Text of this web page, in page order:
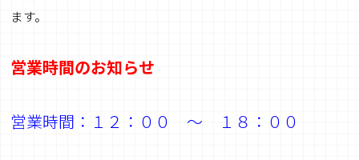
ます。
営業時間のお知らせ
営業時間：１２：００ ～ １８：００